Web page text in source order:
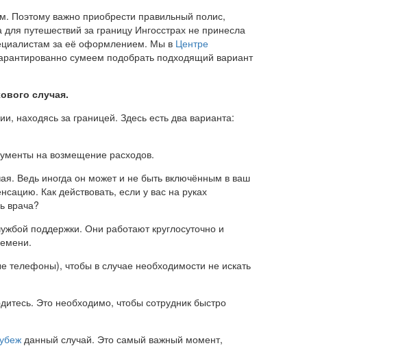
Поэтому важно приобрести правильный полис,
путешествий за границу Ингосстрах не принесла
за её оформлением. Мы в Центре
сумеем подобрать подходящий вариант
случая.
находясь за границей. Здесь есть два варианта:
на возмещение расходов.
Ведь иногда он может и не быть включённым в ваш
Как действовать, если у вас на руках
врача?
поддержки. Они работают круглосуточно и
чтобы в случае необходимости не искать
Это необходимо, чтобы сотрудник быстро
данный случай. Это самый важный момент,